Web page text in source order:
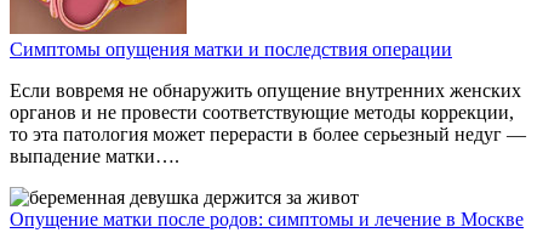
Симптомы опущения матки и последствия операции
Если вовремя не обнаружить опущение внутренних женских
органов и не провести соответствующие методы коррекции,
то эта патология может перерасти в более серьезный недуг —
выпадение матки….
Опущение матки после родов: симптомы и лечение в Москве